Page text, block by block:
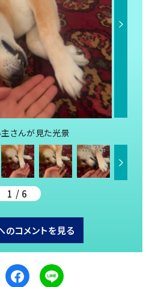
さんが見た光景
1 / 6
のコメントを見る